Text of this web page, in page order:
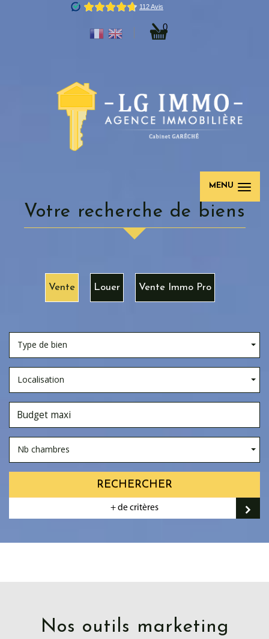
0
MENU
votre recherche de biens
Vente Louer Vente Immo Pro
Type de bien
Localisation
Nb chambres
RECHERCHER
+ de critères
Nos outils marketing